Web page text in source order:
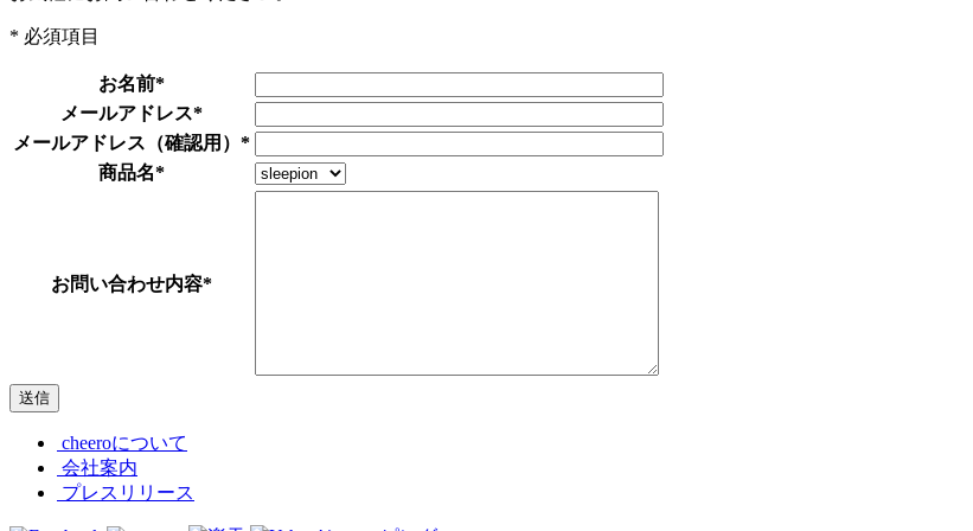
* 必須項目
お名前*
メールアドレス*
メールアドレス（確認用） *
商品名*
お問い合わせ内容*
cheeroについて
会社案内
プレスリリース